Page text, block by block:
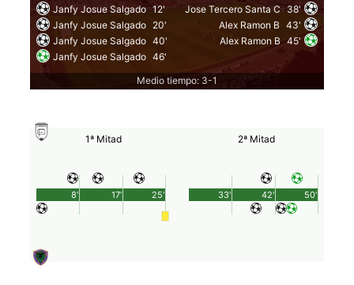
Janfy Josue Salgado 12'
Janfy Josue Salgado 20'
Janfy Josue Salgado 40'
Janfy Josue Salgado 46'
Jose Tercero Santa C
38'
Alex Ramon B 43'
Alex Ramon B 45'
Medio tiempo: 3-1
1ª Mitad
25'
8' 17'
2ª Mitad
50'
33' 42'